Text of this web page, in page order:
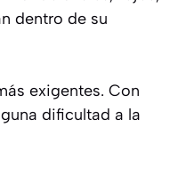
dentro de su
exigentes. Con
dificultad a la